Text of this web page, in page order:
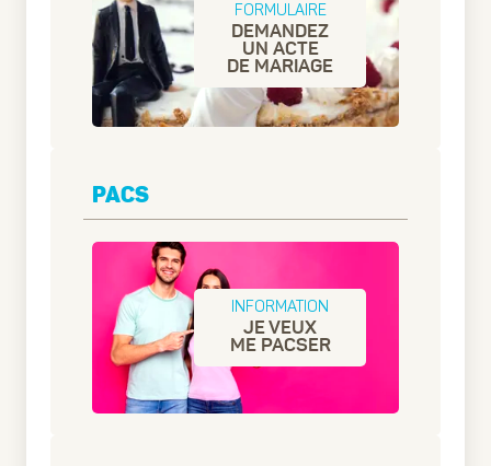
FORMULAIRE
DEMANDEZ
UN ACTE
DE MARIAGE
PACS
INFORMATION
JE VEUX
ME PACSER